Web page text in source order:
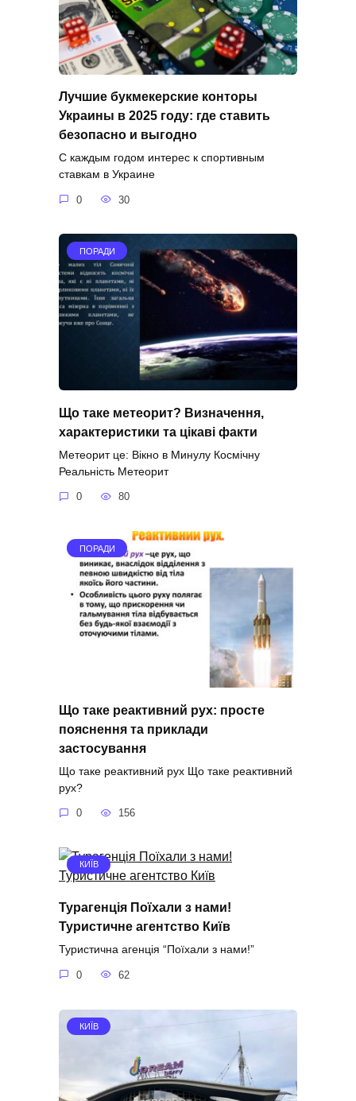
Лучшие букмекерские конторы
Украины в 2025 году: где ставить
безопасно и выгодно
С каждым годом интерес к спортивным
ставкам в Украине
0 30
ПОРАДИ
Що таке метеорит? Визначення,
характеристики та цікаві факти
Метеорит це: Вікно в Минулу Космічну
Реальність Метеорит
0 80
ПОРАДИ
Що таке реактивний рух: просте
пояснення та приклади
застосування
Що таке реактивний рух Що таке реактивний
рух?
0 156
КИЇВ
Турагенція Поїхали з нами!
Туристичне агентство Київ
Туристична агенція “Поїхали з нами!”
0 62
КИЇВ